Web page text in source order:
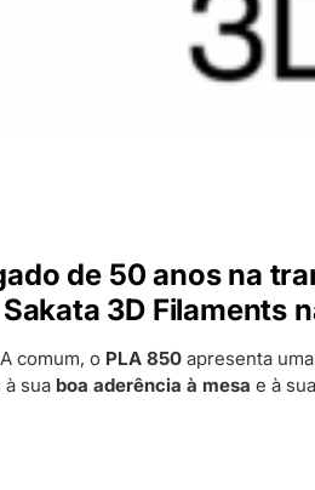
de 50 anos na
Sakata 3D Filaments
comum, o PLA 850 apresenta
à sua boa aderência à mesa e à